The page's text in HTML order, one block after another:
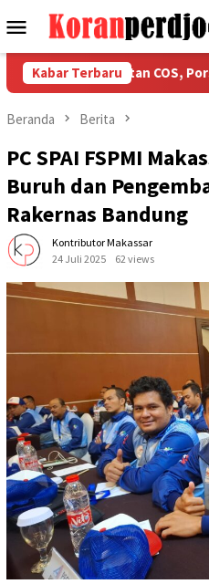
ke
Menu
Mobile
Kabar Terbaru
Ketaatan COS, Porselope
Beranda Berita
PC SPAI FSPMI
Buruh dan
Rakernas Bandung
Kontributor Makassar
24 Juli 2025
62 views